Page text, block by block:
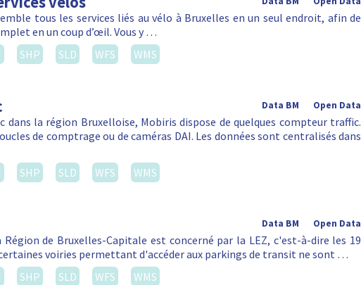
tous les services liés au vélo à Bruxelles en un seul endroit, afin de
en un coup d’œil. Vous y …
SHP SLD WFS WMS
Open Data
Data BM
dans la région Bruxelloise, Mobiris dispose de quelques compteur traffic.
de comptrage ou de caméras DAI. Les données sont centralisés dans
SHP SLD WFS WMS
Open Data
Data BM
de Bruxelles-Capitale est concerné par la LEZ, c'est-à-dire les 19
voiries permettant d'accéder aux parkings de transit ne sont …
SHP SLD WFS WMS